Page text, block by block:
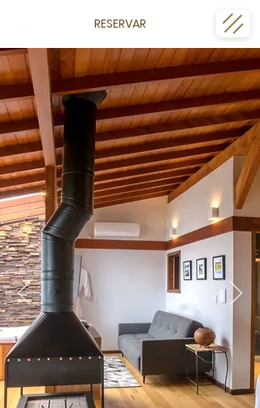
RESERVAR